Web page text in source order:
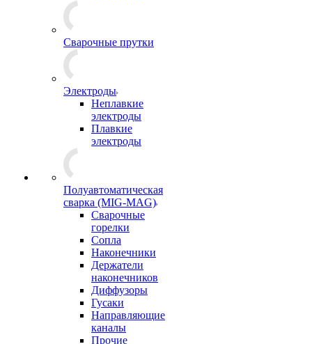
Сварочные прутки
Электроды
Неплавкие
электроды
Плавкие
электроды
Полуавтоматическая
сварка (MIG-MAG)
Сварочные
горелки
Сопла
Наконечники
Держатели
наконечников
Диффузоры
Гусаки
Направляющие
каналы
Прочие